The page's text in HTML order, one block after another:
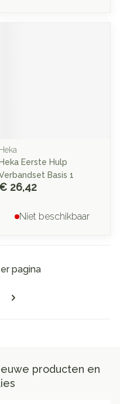
Heka
Heka Eerste Hulp
Basis 1
26,42
Niet beschikbaar
momenteel pagina
pagina
producten en